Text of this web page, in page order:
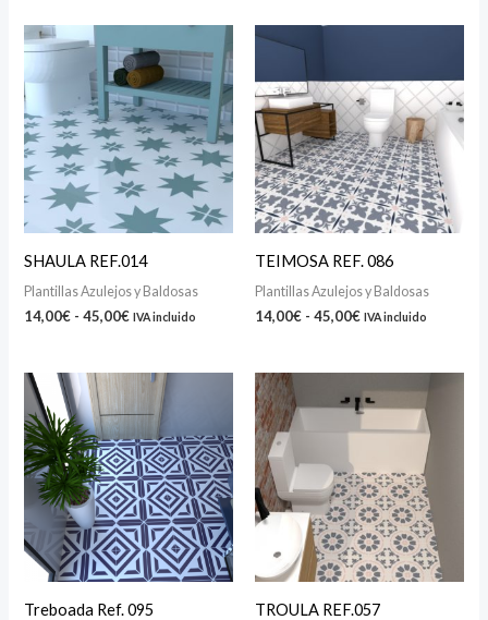
SHAULA REF.014
Plantillas Azulejos y Baldosas
14,00€ - 45,00€
de
precios:
desde
14,00€
hasta
45,00€
IVA incluido
TEIMOSA REF. 086
Plantillas Azulejos y Baldosas
14,00€ - 45,00€
desde
14,00€
hasta
45,00€
IVA incluido
Treboada Ref. 095
Rango
precios:
desde
14,00€
hasta
45,00€
TROULA REF.057
de
precios:
desde
hasta
45,00€